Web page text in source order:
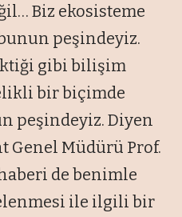
Biz ekosisteme
peşindeyiz.
gibi bilişim
bir biçimde
peşindeyiz. Diyen
Genel Müdürü Prof.
de benimle
ile ilgili bir